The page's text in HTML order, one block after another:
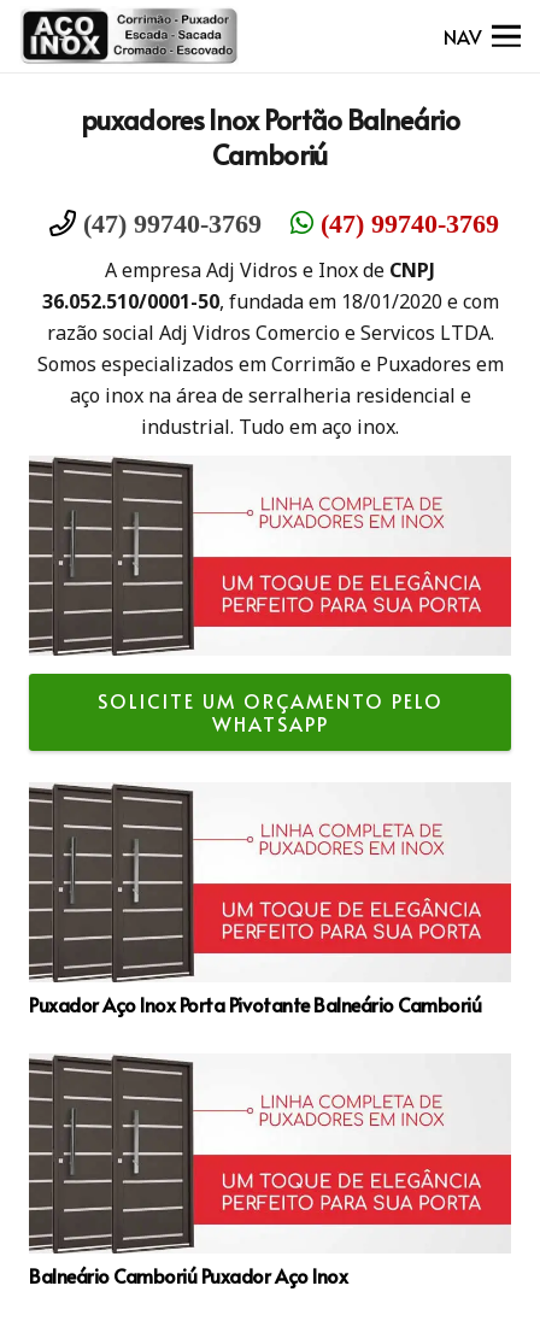
NAV
puxadores Inox Portão Balneário
Camboriú
(47) 99740-3769 (47) 99740-3769
A empresa Adj Vidros e Inox de CNPJ
36.052.510/0001-50, fundada em 18/01/2020 e com
razão social Adj Vidros Comercio e Servicos LTDA.
Somos especializados em Corrimão e Puxadores em
aço inox na área de serralheria residencial e
industrial. Tudo em aço inox.
SOLICITE UM ORÇAMENTO PELO
WHATSAPP
Puxador Aço Inox Porta Pivotante Balneário Camboriú
Balneário Camboriú Puxador Aço Inox